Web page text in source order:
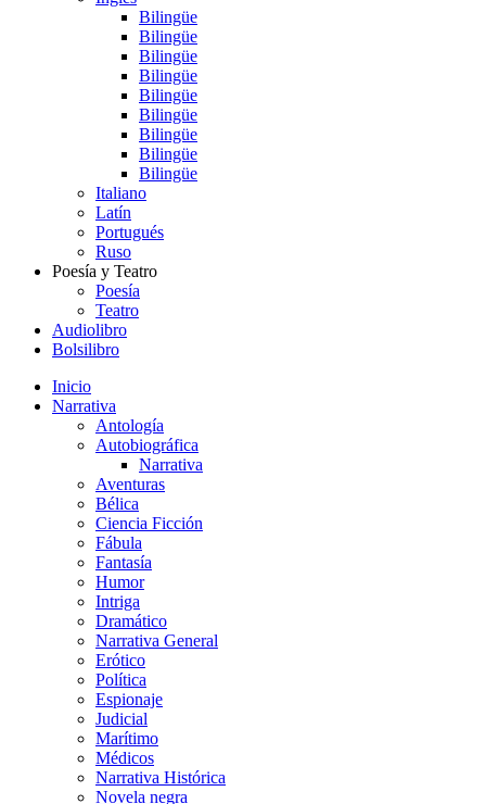
Bilingüe
Bilingüe
Bilingüe
Bilingüe
Bilingüe
Bilingüe
Bilingüe
Bilingüe
Bilingüe
Italiano
Latín
Portugués
Ruso
Poesía y Teatro
Poesía
Teatro
Audiolibro
Bolsilibro
Inicio
Narrativa
Antología
Autobiográfica
Narrativa
Aventuras
Bélica
Ciencia Ficción
Fábula
Fantasía
Humor
Intriga
Dramático
Narrativa General
Erótico
Política
Espionaje
Judicial
Marítimo
Médicos
Narrativa Histórica
Novela negra